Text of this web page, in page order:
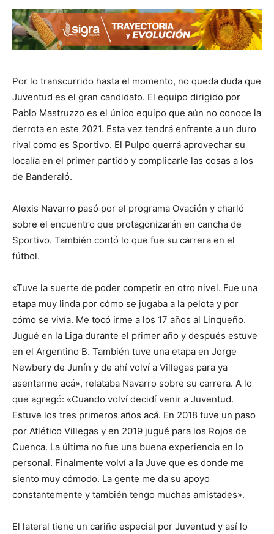
Por lo transcurrido hasta el momento, no queda duda que
Juventud es el gran candidato. El equipo dirigido por
Pablo Mastruzzo es el único equipo que aún no conoce la
derrota en este 2021. Esta vez tendrá enfrente a un duro
rival como es Sportivo. El Pulpo querrá aprovechar su
localía en el primer partido y complicarle las cosas a los
de Banderaló.
Alexis Navarro pasó por el programa Ovación y charló
sobre el encuentro que protagonizarán en cancha de
Sportivo. También contó lo que fue su carrera en el
fútbol.
«Tuve la suerte de poder competir en otro nivel. Fue una
etapa muy linda por cómo se jugaba a la pelota y por
cómo se vivía. Me tocó irme a los 17 años al Linqueño.
Jugué en la Liga durante el primer año y después estuve
en el Argentino B. También tuve una etapa en Jorge
Newbery de Junín y de ahí volví a Villegas para ya
asentarme acá», relataba Navarro sobre su carrera. A lo
que agregó: «Cuando volví decidí venir a Juventud.
Estuve los tres primeros años acá. En 2018 tuve un paso
por Atlético Villegas y en 2019 jugué para los Rojos de
Cuenca. La última no fue una buena experiencia en lo
personal. Finalmente volví a la Juve que es donde me
siento muy cómodo. La gente me da su apoyo
constantemente y también tengo muchas amistades».
El lateral tiene un cariño especial por Juventud y así lo